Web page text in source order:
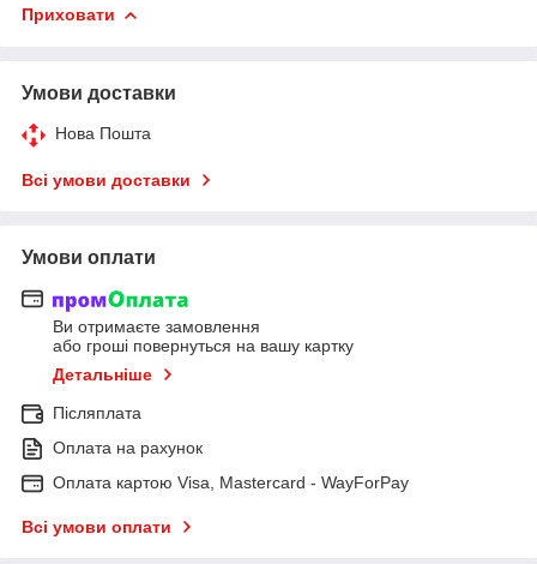
Приховати
Умови доставки
Нова Пошта
Всі умови доставки
Умови оплати
Ви отримаєте замовлення
або гроші повернуться на вашу картку
Детальніше
Післяплата
Оплата на рахунок
Оплата картою Visa, Mastercard - WayForPay
Всі умови оплати